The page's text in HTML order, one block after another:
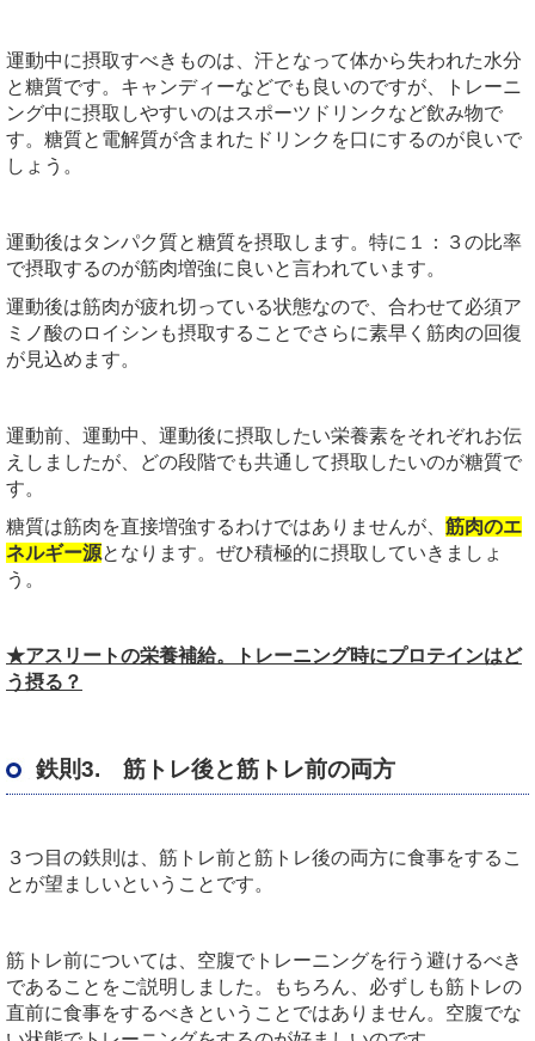
運動中に摂取すべきものは、汗となって体から失われた水分
と糖質です。キャンディーなどでも良いのですが、トレーニ
ング中に摂取しやすいのはスポーツドリンクなど飲み物で
す。糖質と電解質が含まれたドリンクを口にするのが良いで
しょう。
運動後はタンパク質と糖質を摂取します。特に１：３の比率
で摂取するのが筋肉増強に良いと言われています。
運動後は筋肉が疲れ切っている状態なので、合わせて必須ア
ミノ酸のロイシンも摂取することでさらに素早く筋肉の回復
が見込めます。
運動前、運動中、運動後に摂取したい栄養素をそれぞれお伝
えしましたが、どの段階でも共通して摂取したいのが糖質で
す。
糖質は筋肉を直接増強するわけではありませんが、 筋肉のエ
ネルギー源となります。ぜひ積極的に摂取していきましょ
う。
★アスリートの栄養補給。トレーニング時にプロテインはど
う摂る？
鉄則3. 筋トレ後と筋トレ前の両方
３つ目の鉄則は、筋トレ前と筋トレ後の両方に食事をするこ
とが望ましいということです。
筋トレ前については、空腹でトレーニングを行う避けるべき
であることをご説明しました。もちろん、必ずしも筋トレの
直前に食事をするべきということではありません。空腹でな